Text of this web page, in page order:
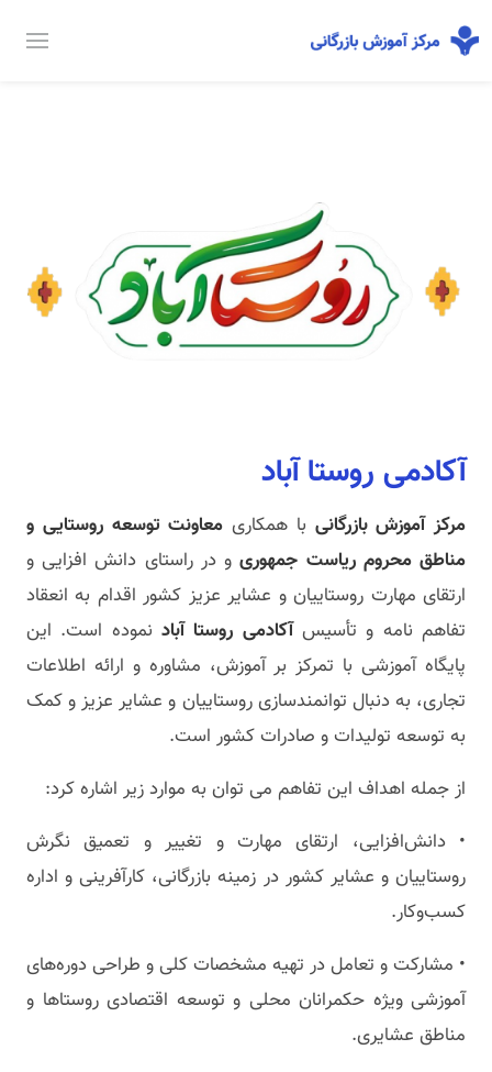
آکادمی روستا آباد
مرکز آموزش بازرگانی با همکاری معاونت توسعه روستایی و
مناطق محروم ریاست جمهوریو در راستای دانش افزایی و
ارتقای مهارت روستاییان و عشایر عزیز کشور اقدام به انعقاد
تفاهم نامه و تأسیسآکادمی روستا آباد نموده است. این
پایگاه آموزشی با تمرکز بر آموزش، مشاوره و ارائه اطلاعات
تجاری، به دنبال توانمندسازی روستاییان و عشایر عزیز و کمک
به توسعه تولیدات و صادرات کشور است.
از جمله اهداف این تفاهم می توان به موارد زیر اشاره کرد:
• دانش‌افزایی، ارتقای مهارت و تغییر و تعمیق نگرش
روستاییان و عشایر کشور در زمینه بازرگانی، کارآفرینی و اداره
کسب‌وکار.
• مشارکت و تعامل در تهیه مشخصات کلی و طراحی دوره‌های
آموزشی ویژه حکمرانان محلی و توسعه اقتصادی روستاها و
مناطق عشایری.